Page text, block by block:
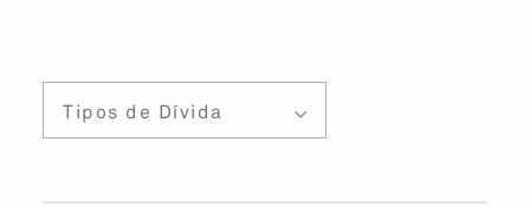
Tipos de Dívida